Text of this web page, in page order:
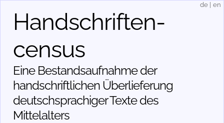
Handschriften­
census
Eine Bestandsaufnahme der
handschriftlichen Über­lieferung
deutschsprachiger Texte des
Mittelalters
de en